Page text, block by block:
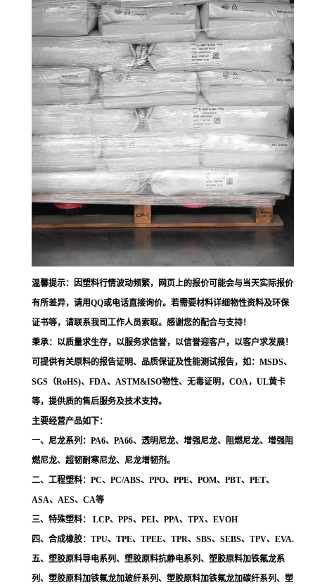
温馨提示：因塑料行情波动频繁，网页上的报价可能会与当天实际报价
有所差异，请用QQ或电话直接询价。若需要材料详细物性资料及环保
证书等，请联系我司工作人员索取。感谢您的配合与支持！
秉承：以质量求生存，以服务求信誉，以信誉迎客户，以客户求发展！
可提供有关原料的报告证明、品质保证及性能测试报告，如：MSDS、
SGS（RoHS)、FDA、ASTM&ISO物性、无毒证明，COA，UL黄卡
等，提供质的售后服务及技术支持。
主要经营产品如下：
一、尼龙系列：PA6、PA66、透明尼龙、增强尼龙、阻燃尼龙、增强阻
燃尼龙、超韧耐寒尼龙、尼龙增韧剂。
二、工程塑料：PC、PC/ABS、PPO、PPE、POM、PBT、PET、
ASA、AES、CA等
三、特殊塑料： LCP、PPS、PEI、PPA、TPX、EVOH
四、合成橡胶：TPU、TPE、TPEE、TPR、SBS、SEBS、TPV、EVA.
五、塑胶原料导电系列、塑胶原料抗静电系列、塑胶原料加铁氟龙系
列、塑胶原料加铁氟龙加玻纤系列、塑胶原料加铁氟龙加碳纤系列、塑